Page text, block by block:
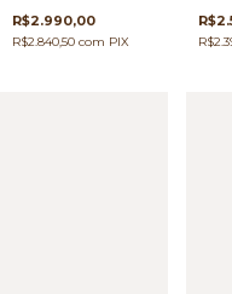
R$2.990,00
R$2.840,50 com PIX